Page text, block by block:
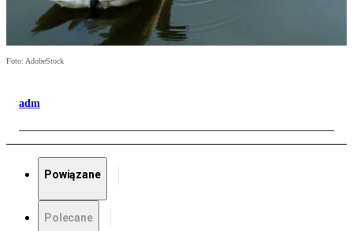
Foto: AdobeStock
adm
Powiązane
Polecane